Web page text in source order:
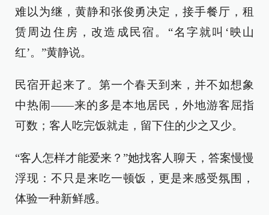
难以为继，黄静和张俊勇决定，接手餐厅，租
赁周边住房，改造成民宿。“名字就叫‘映山
红’。”黄静说。
民宿开起来了。第一个春天到来，并不如想象
中热闹——来的多是本地居民，外地游客屈指
可数；客人吃完饭就走，留下住的少之又少。
“客人怎样才能爱来？”她找客人聊天，答案慢慢
浮现：不只是来吃一顿饭，更是来感受氛围，
体验一种新鲜感。